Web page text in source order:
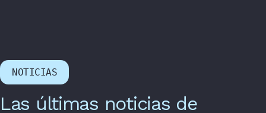
NOTICIAS
Las últimas noticias de